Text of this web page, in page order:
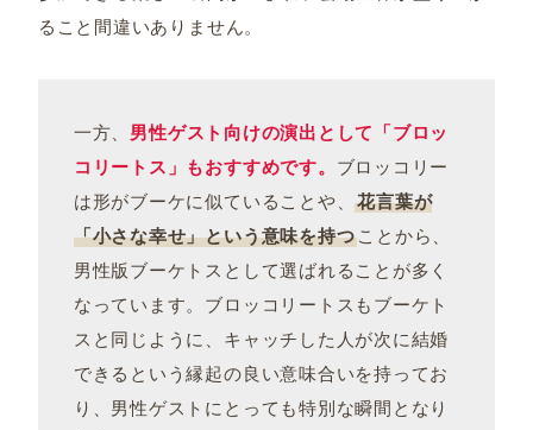
ること間違いありません。
一方、 男性ゲスト向けの演出として「ブロッ
コリートス」もおすすめです。 ブロッコリー
は形がブーケに似ていることや、花言葉が
「小さな幸せ」という意味を持つことから、
男性版ブーケトスとして選ばれることが多く
なっています。ブロッコリートスもブーケト
スと同じように、キャッチした人が次に結婚
できるという縁起の良い意味合いを持ってお
り、男性ゲストにとっても特別な瞬間となり